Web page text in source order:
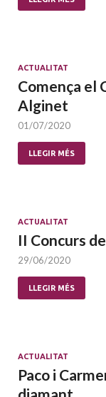
ACTUALITAT
Comença el
Alginet
01/07/2020
LLEGIR MÉS
ACTUALITAT
II Concurs
29/06/2020
LLEGIR MÉS
ACTUALITAT
Paco i